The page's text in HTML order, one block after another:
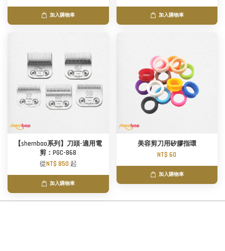
加入購物車 加入購物車
【shernbao系列】刀頭-適用電
剪：PGC-868
從NT$ 850 起
加入購物車
美容剪刀用矽膠指環
NT$ 60
加入購物車